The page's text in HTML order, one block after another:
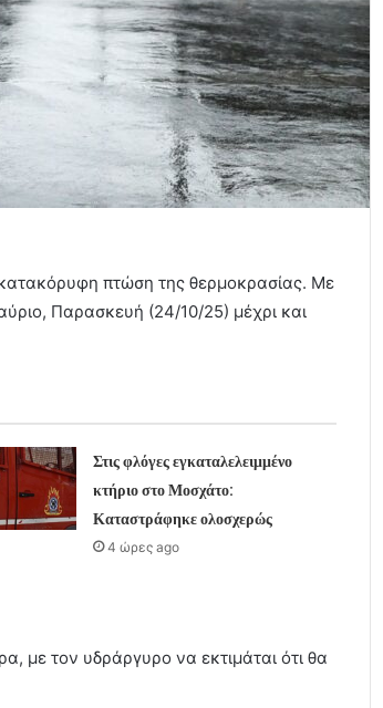
κατακόρυφη πτώση της θερμοκρασίας. Με
Παρασκευή (24/10/25) μέχρι και
Στις φλόγες εγκαταλελειμμένο
κτήριο στο Μοσχάτο:
Καταστράφηκε ολοσχερώς
4 ώρες ago
με τον υδράργυρο να εκτιμάται ότι θα